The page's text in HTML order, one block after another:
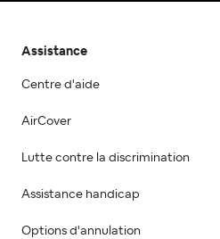
Assistance
Centre d'aide
AirCover
Lutte contre la discrimination
Assistance handicap
Options d'annulation